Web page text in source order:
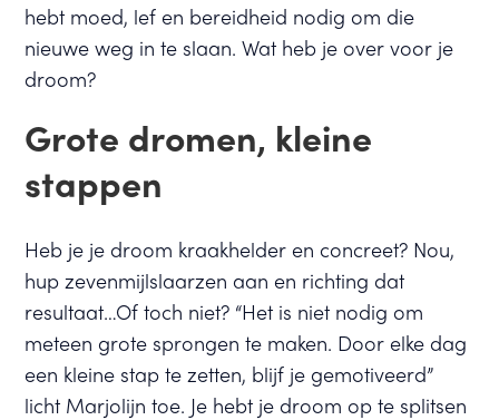
hebt moed, lef en bereidheid nodig om die
nieuwe weg in te slaan. Wat heb je over voor je
droom?
Grote dromen, kleine
stappen
Heb je je droom kraakhelder en concreet? Nou,
hup zevenmijlslaarzen aan en richting dat
resultaat…Of toch niet? “Het is niet nodig om
meteen grote sprongen te maken. Door elke dag
een kleine stap te zetten, blijf je gemotiveerd”
licht Marjolijn toe. Je hebt je droom op te splitsen